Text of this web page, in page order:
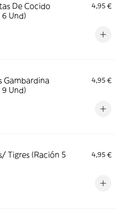
De Cocido
Und)
4,95 €
Gambardina
Und)
4,95 €
Tigres (Ración 5
4,95 €